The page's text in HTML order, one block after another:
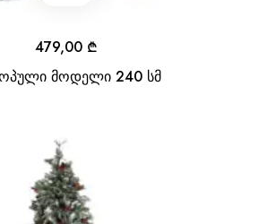
მოდელი 240 სმ
479,00 ₾